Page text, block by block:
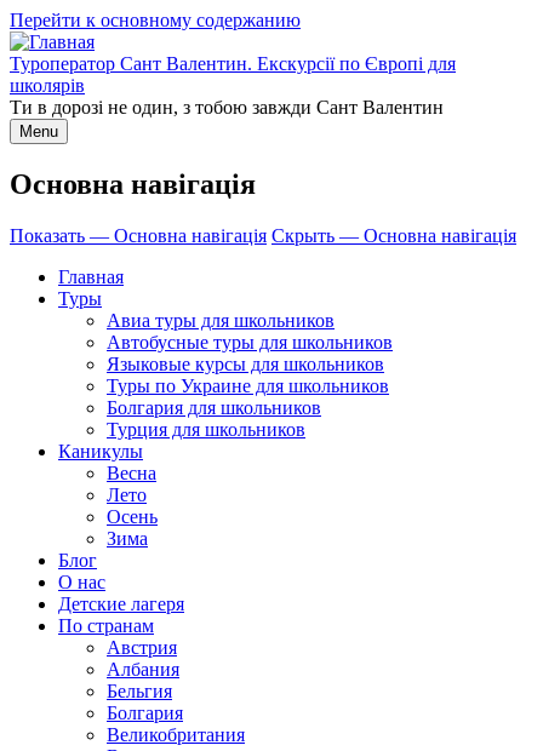
Перейти к основному содержанию
Туроператор Сант Валентин. Екскурсії по Європі для
школярів
Ти в дорозі не один, з тобою завжди Сант Валентин
Menu
Основна навігація
Показать — Основна навігація Скрыть — Основна навігація
Главная
Туры
Авиа туры для школьников
Автобусные туры для школьников
Языковые курсы для школьников
Туры по Украине для школьников
Болгария для школьников
Турция для школьников
Каникулы
Весна
Лето
Осень
Зима
Блог
О нас
Детские лагеря
По странам
Австрия
Албания
Бельгия
Болгария
Великобритания